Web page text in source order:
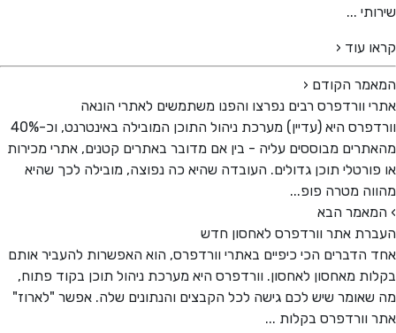
...
עוד ‹
הקודם ‹
וורדפרס רבים נפרצו והפנו משתמשים לאתרי הונאה
וורדפרס היא (עדיין) מערכת ניהול התוכן המובילה באינטרנט, וכ-40%
מבוססים עליה - בין אם מדובר באתרים קטנים, אתרי מכירות
תוכן גדולים. העובדה שהיא כה נפוצה, מובילה לכך שהיא
מטרה פופ...
הבא
אתר וורדפרס לאחסון חדש
הדברים הכי כיפיים באתרי וורדפרס, הוא האפשרות להעביר אותם
מאחסון לאחסון. וורדפרס היא מערכת ניהול תוכן בקוד פתוח,
שיש לכם גישה לכל הקבצים והנתונים שלה. אפשר "לארוז"
וורדפרס בקלות ...